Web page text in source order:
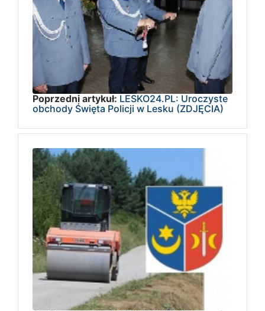
Poprzedni artykuł: LESKO24.PL: Uroczyste
obchody Święta Policji w Lesku (ZDJĘCIA)